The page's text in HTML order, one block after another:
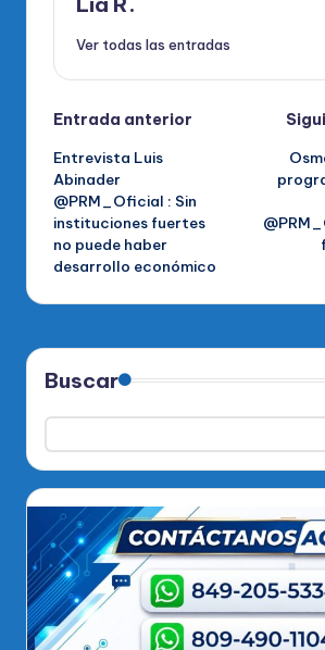
Ver todas las entradas
Navegación
de
entradas
Entrada anterior
Entrevista Luis
Abinader
@PRM_Oficial : Sin
instituciones fuertes
no puede haber
desarrollo económico
Buscar